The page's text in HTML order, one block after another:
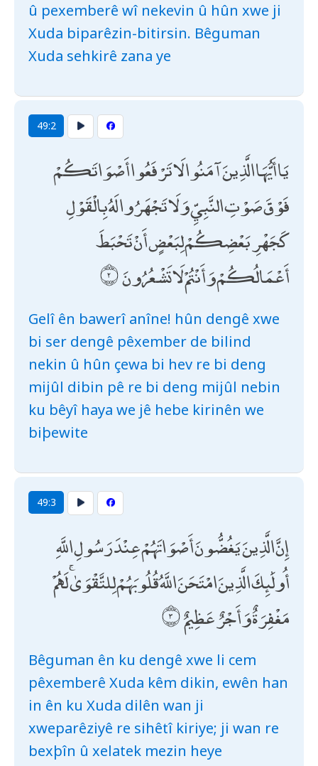
û pexemberê wî nekevin û hûn xwe ji
Xuda biparêzin-bitirsin. Bêguman
Xuda sehkirê zana ye
49:2
يَا أَيُّهَا الَّذِينَ آمَنُوا لَا تَرْفَعُوا أَصْوَاتَكُمْ
فَوْقَ صَوْتِ النَّبِيِّ وَلَا تَجْهَرُوا لَهُ بِالْقَوْلِ
كَجَهْرِ بَعْضِكُمْ لِبَعْضٍ أَنْ تَحْبَطَ
أَعْمَالُكُمْ وَأَنْتُمْ لَا تَشْعُرُونَ
Gelî ên bawerî anîne! hûn dengê xwe
bi ser dengê pêxember de bilind
nekin û hûn çewa bi hev re bi deng
mijûl dibin pê re bi deng mijûl nebin
ku bêyî haya we jê hebe kirinên we
biþewite
49:3
إِنَّ الَّذِينَ يَغُضُّونَ أَصْوَاتَهُمْ عِنْدَ رَسُولِ اللَّهِ
أُولَٰئِكَ الَّذِينَ امْتَحَنَ اللَّهُ قُلُوبَهُمْ لِلتَّقْوَىٰ ۚ لَهُمْ
مَغْفِرَةٌ وَأَجْرٌ عَظِيمٌ
Bêguman ên ku dengê xwe li cem
pêxemberê Xuda kêm dikin, ewên han
in ên ku Xuda dilên wan ji
xweparêziyê re sihêtî kiriye; ji wan re
bexþîn û xelatek mezin heye